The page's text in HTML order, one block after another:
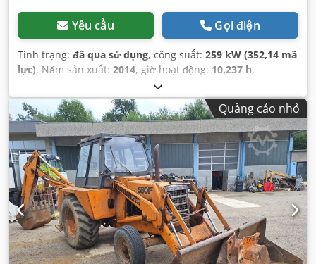
Yêu cầu Gọi điện
Tình trạng: đã qua sử dụng, công suất: 259 kW (352,14 mã
lực), Năm sản xuất: 2014, giờ hoạt động: 10.237 h,
Quảng cáo nhỏ